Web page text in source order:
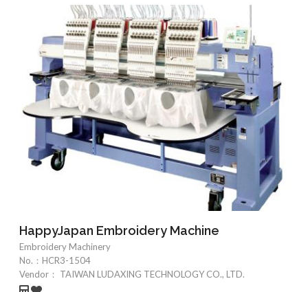
HappyJapan Embroidery Machine
Embroidery Machinery
No.： HCR3-1504
Vendor：
TAIWAN LUDAXING TECHNOLOGY CO., LTD.